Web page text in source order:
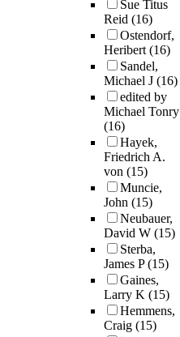
Sue Titus
Reid (16)
Ostendorf,
Heribert(16)
Sandel,
Michael J (16)
edited by
Michael Tonry
(16)
Hayek,
Friedrich A.
von (15)
Muncie,
John (15)
Neubauer,
David W (15)
Sterba,
James P(15)
Gaines,
Larry K (15)
Hemmens,
Craig (15)